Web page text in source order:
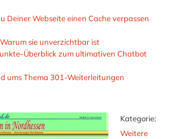
Deiner Webseite einen Cache verpassen
sie unverzichtbar ist
Überblick zum ultimativen Chatbot
ums Thema 301-Weiterleitungen
Kategorie:
Weitere